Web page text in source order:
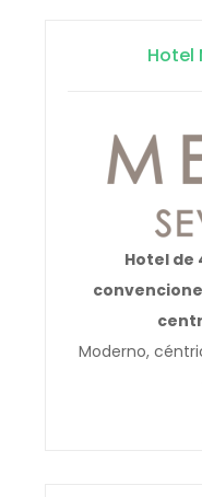
Hotel
Hotel de
Moderno,